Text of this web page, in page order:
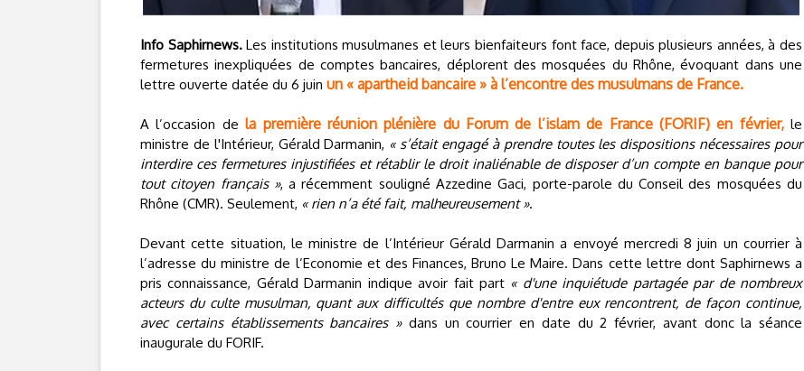
Info Saphirnews.Les institutions musulmanes et leurs bienfaiteurs font face, depuis plusieurs années, à des
fermetures inexpliquées de comptes bancaires, déplorent des mosquées du Rhône, évoquant dans une
lettre ouverte datée du 6 juin un « apartheid bancaire » à l’encontre des musulmans de France.
A l’occasion dela première réunion plénière du Forum de l’islam de France (FORIF) en février,le
ministre de l'Intérieur, Gérald Darmanin, « s’était engagé à prendre toutes les dispositions nécessaires pour
interdire ces fermetures injustifiées et rétablir le droit inaliénable de disposer d’un compte en banque pour
tout citoyen français », a récemment souligné Azzedine Gaci, porte-parole du Conseil des mosquées du
Rhône (CMR). Seulement, « rien n’a été fait, malheureusement ».
Devant cette situation, le ministre de l’Intérieur Gérald Darmanin a envoyé mercredi 8 juin un courrier à
l’adresse du ministre de l’Economie et des Finances, Bruno Le Maire. Dans cette lettre dont Saphirnews a
pris connaissance, Gérald Darmanin indique avoir fait part « d'une inquiétude partagée par de nombreux
acteurs du culte musulman, quant aux difficultés que nombre d'entre eux rencontrent, de façon continue,
avec certains établissements bancaires »dans un courrier en date du 2 février, avant donc la séance
inaugurale du FORIF.